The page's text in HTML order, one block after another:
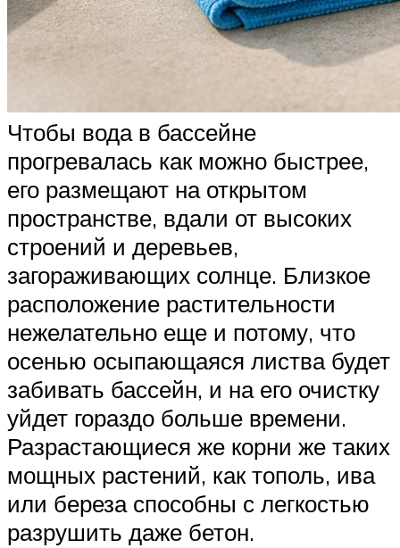
Чтобы вода в бассейне
прогревалась как можно быстрее,
его размещают на открытом
пространстве, вдали от высоких
строений и деревьев,
загораживающих солнце. Близкое
расположение растительности
нежелательно еще и потому, что
осенью осыпающаяся листва будет
забивать бассейн, и на его очистку
уйдет гораздо больше времени.
Разрастающиеся же корни же таких
мощных растений, как тополь, ива
или береза способны с легкостью
разрушить даже бетон.